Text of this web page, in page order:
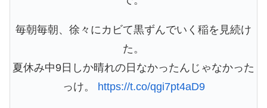
毎朝毎朝、徐々にカビて黒ずんでいく稲を見続け
た。
夏休み中9日しか晴れの日なかったんじゃなかった
っけ。
https://t.co/qgi7pt4aD9